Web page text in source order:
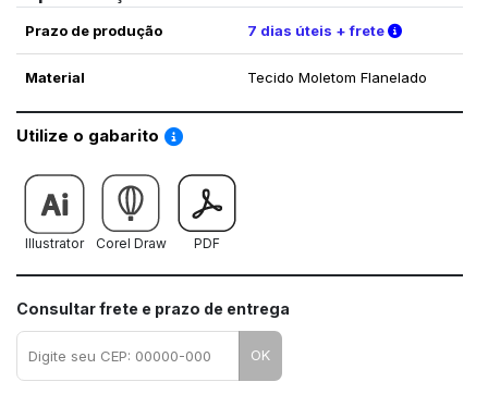
Prazo de produção 7 dias úteis + frete Verifique
Material Tecido Moletom Flanelado
Utilize o gabarito Saiba como utilizar os nossos gabaritos
Illustrator Corel Draw PDF
Consultar frete e prazo de entrega
OK